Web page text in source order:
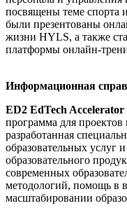
посвящены теме
были презентованы
жизни HYLS, а также
платформы онлайн-
Информационная
ED2 EdTech Accelerator
программа для проектов
разработанная
образовательных услуг
образовательного
современных
методологий, помощь в
масштабировании